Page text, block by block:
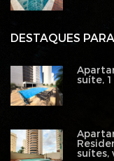
DESTAQUES
suíte,
suítes,